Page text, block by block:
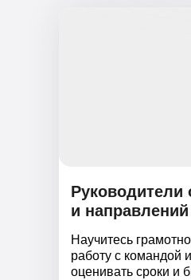
Руководители
и направлений
Научитесь
работу с командой
оценивать сроки и